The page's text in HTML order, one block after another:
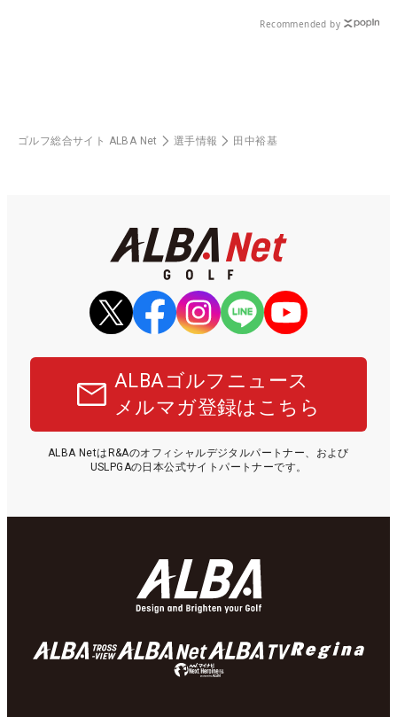
Recommended by
ゴルフ総合サイト ALBA Net 選手情報 田中裕基
ALBAゴルフニュース
メルマガ登録はこちら
ALBA NetはR&Aのオフィシャルデジタルパートナー、および
USLPGAの日本公式サイトパートナーです。